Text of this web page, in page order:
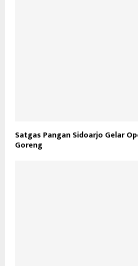
Satgas Pangan Sidoarjo Gelar
Goreng